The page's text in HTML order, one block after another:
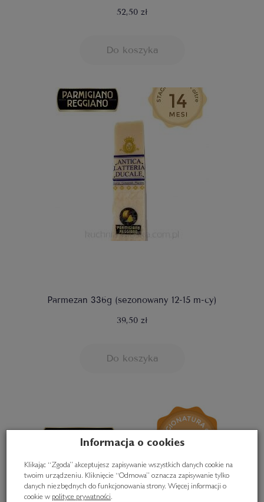
52,50 zł
Do koszyka
Parmezan 336g (sezonowany 12-15 m-cy)
39,50 zł
Do koszyka
Informacja o cookies
Klikając “Zgoda” akceptujesz zapisywanie wszystkich danych cookie na
twoim urządzeniu. Kliknięcie “Odmowa” oznacza zapisywanie tylko
danych niezbędnych do funkcjonowania strony. Więcej informacji o
cookie w polityce prywatności.